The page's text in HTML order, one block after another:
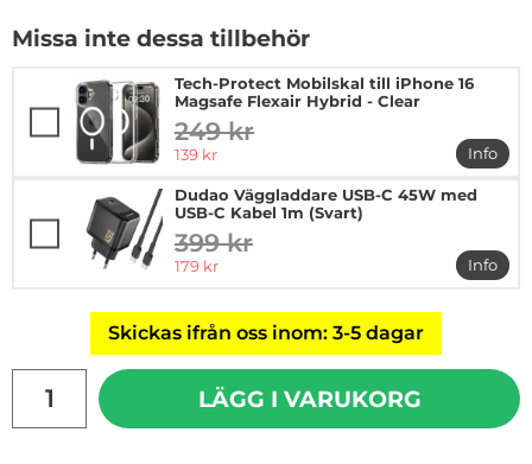
Missa inte dessa tillbehör
Tech-Protect Mobilskal till iPhone 16
Magsafe Flexair Hybrid - Clear
tidigare pris
249 kr
rea pris
139 kr
Info
mer
Dudao Väggladdare USB-C 45W med
USB-C Kabel 1m (Svart)
tidigare pris
399 kr
rea pris
179 kr
Info
mer
Skickas ifrån oss inom: 3-5 dagar
LÄGG I VARUKORG